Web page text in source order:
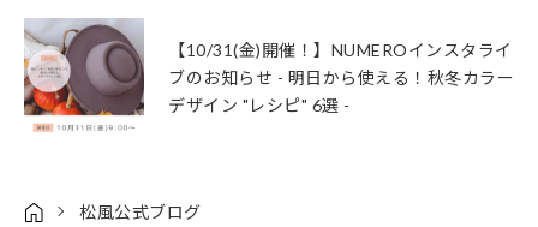
【10/31(金)開催！】NUMEROインスタライ
ブのお知らせ - 明日から使える！秋冬カラー
デザイン "レシピ" 6選 -
松風公式ブログ